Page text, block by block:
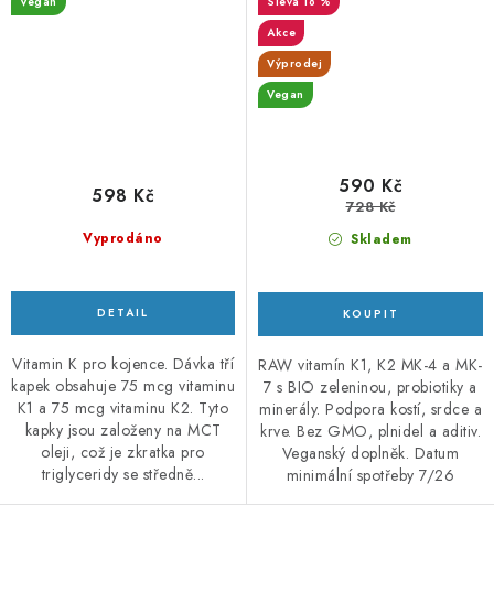
Vyprodáno
598 Kč
Vitamin K pro kojence. Dávka tří
kapek obsahuje 75 mcg vitaminu
K1 a 75 mcg vitaminu K2. Tyto
kapky jsou založeny na MCT
oleji, což je zkratka pro
triglyceridy se středně...
Akce
Výprodej
Vegan
Skladem
590 Kč
728 Kč
RAW vitamín K1, K2 MK-4 a MK-
7 s BIO zeleninou, probiotiky a
minerály. Podpora kostí, srdce a
krve. Bez GMO, plnidel a aditiv.
Veganský doplněk. Datum
minimální spotřeby 7/26